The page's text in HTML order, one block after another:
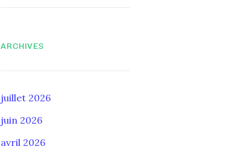
ARCHIVES
juillet 2026
juin 2026
avril 2026